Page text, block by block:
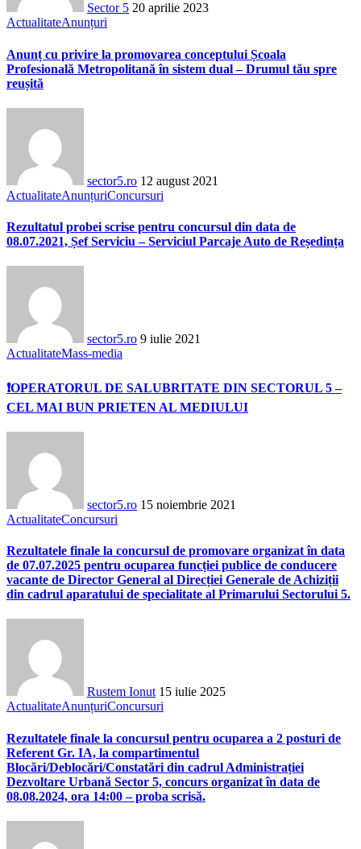
Sector 5 20 aprilie 2023
ActualitateAnunțuri
Anunț cu privire la promovarea conceptului Școala
Profesională Metropolitană în sistem dual – Drumul tău spre
reușită
sector5.ro 12 august 2021
ActualitateAnunțuriConcursuri
Rezultatul probei scrise pentru concursul din data de
08.07.2021, Șef Serviciu – Serviciul Parcaje Auto de Reședința
sector5.ro 9 iulie 2021
ActualitateMass-media
❗OPERATORUL DE SALUBRITATE DIN SECTORUL 5 –
CEL MAI BUN PRIETEN AL MEDIULUI
sector5.ro 15 noiembrie 2021
ActualitateConcursuri
Rezultatele finale la concursul de promovare organizat în data
de 07.07.2025 pentru ocuparea funcției publice de conducere
vacante de Director General al Direcției Generale de Achiziții
din cadrul aparatului de specialitate al Primarului Sectorului 5.
Rustem Ionut 15 iulie 2025
ActualitateAnunțuriConcursuri
Rezultatele finale la concursul pentru ocuparea a 2 posturi de
Referent Gr. IA, la compartimentul
Blocări/Deblocări/Constatări din cadrul Administrației
Dezvoltare Urbană Sector 5, concurs organizat în data de
08.08.2024, ora 14:00 – proba scrisă.